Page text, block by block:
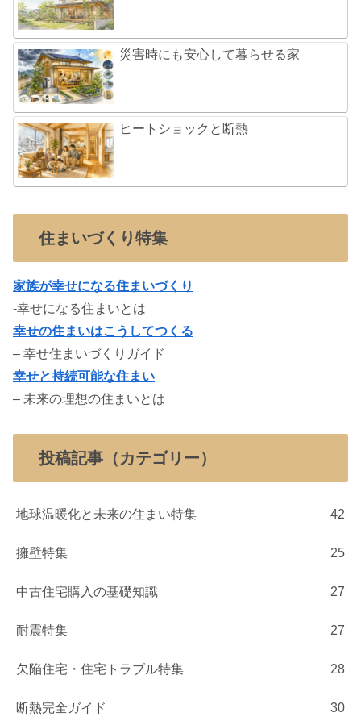
災害時にも安心して暮らせる家
ヒートショックと断熱
住まいづくり特集
家族が幸せになる住まいづくり
-幸せになる住まいとは
幸せの住まいはこうしてつくる
– 幸せ住まいづくりガイド
幸せと持続可能な住まい
– 未来の理想の住まいとは
投稿記事（カテゴリー）
地球温暖化と未来の住まい特集 42
擁壁特集 25
中古住宅購入の基礎知識 27
耐震特集 27
欠陥住宅・住宅トラブル特集 28
断熱完全ガイド 30